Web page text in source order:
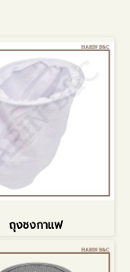
ถุงชงกาแฟ